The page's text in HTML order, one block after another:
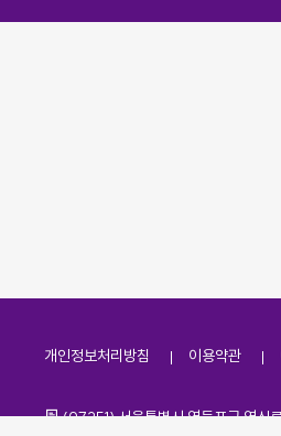
개인정보처리방침 이용약관
주소
(07251) 서울특별시 영등포구 영신